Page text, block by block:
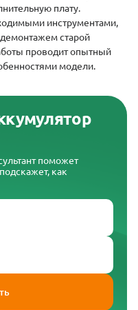
плату.
инструментами,
старой
проводит опытный
модели.
поможет
как